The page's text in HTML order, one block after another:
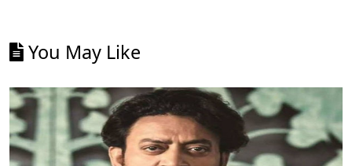
You May Like